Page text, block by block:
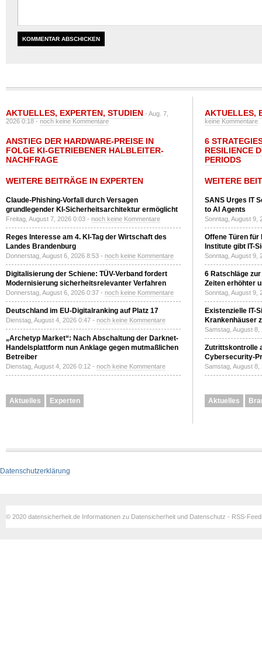
AKTUELLES, EXPERTEN, STUDIEN - Aug. 7,
2026 0:18 -noch keine Kommentare
ANSTIEG DER HARDWARE-PREISE IN
FOLGE KI-GETRIEBENER HALBLEITER-
NACHFRAGE
WEITERE BEITRÄGE IN EXPERTEN
Claude-Phishing-Vorfall durch Versagen
grundlegender KI-Sicherheitsarchitektur ermöglicht
Freitag, August 7, 2026 0:03 - noch keine Kommentare
Reges Interesse am 4. KI-Tag der Wirtschaft des
Landes Brandenburg
Donnerstag, August 6, 2026 8:53 - noch keine Kommentare
Digitalisierung der Schiene: TÜV-Verband fordert
Modernisierung sicherheitsrelevanter Verfahren
Donnerstag, August 6, 2026 0:37 - noch keine Kommentare
Deutschland im EU-Digitalranking auf Platz 17
Dienstag, August 4, 2026 0:47 - noch keine Kommentare
„Archetyp Market“: Nach Abschaltung der Darknet-
Handelsplattform nun Anklage gegen mutmaßlichen
Betreiber
Dienstag, August 4, 2026 0:12 - noch keine Kommentare
Aktuelles Experten
AKTUELLES,
keine Kommentare
6
RESILIENCE
PERIODS
WEITERE
SANS Urges IT
to AI Agents
Sonntag, August 9,
Offene Türen für
Institute gibt IT-
Sonntag, August 9,
6 Ratschläge
Zeiten erhöhter
Sonntag, August 9,
Existenzielle IT-
Krankenhäuser
Samstag, August
Zutrittskontrolle
Cybersecurity-
Samstag, August
Aktuelles
Datenschutzerklärung
© 2020 datensicherheit.de Informationen zu Datensicherheit und Datenschutz - RSS-